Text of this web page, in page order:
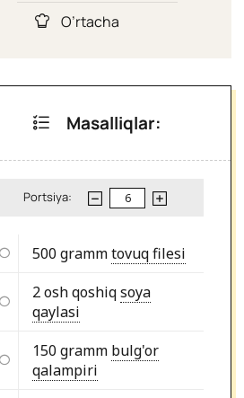
O’rtacha
Masalliqlar:
Portsiya:
500 grammtovuq filesi
2 osh qoshiqsoya
qaylasi
150 gramm bulg'or
qalampiri